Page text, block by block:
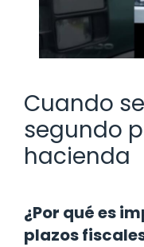
Cuando
segundo
hacienda
¿Por qué es
plazos